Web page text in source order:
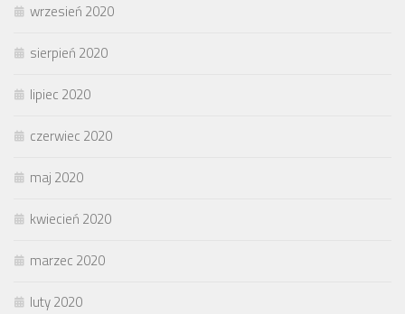
wrzesień 2020
sierpień 2020
lipiec 2020
czerwiec 2020
maj 2020
kwiecień 2020
marzec 2020
luty 2020